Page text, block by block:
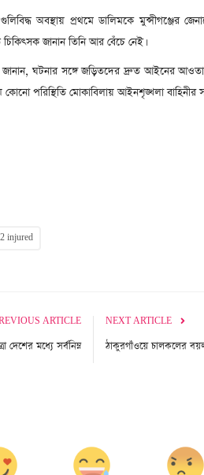
অবস্থায় প্রথমে ডালিমকে মুন্সীগঞ্জের
জানান তিনি আর বেঁচে নেই।
ঘটনার সঙ্গে জড়িতদের দ্রুত আইনের
কোনো পরিস্থিতি মোকাবিলায় আইনশৃঙ্খলা
2 injured
ARTICLE
মধ্যে সর্বনিম্ন
NEXT ARTICLE
ঠাকুরগাঁওয়ে চালকলের